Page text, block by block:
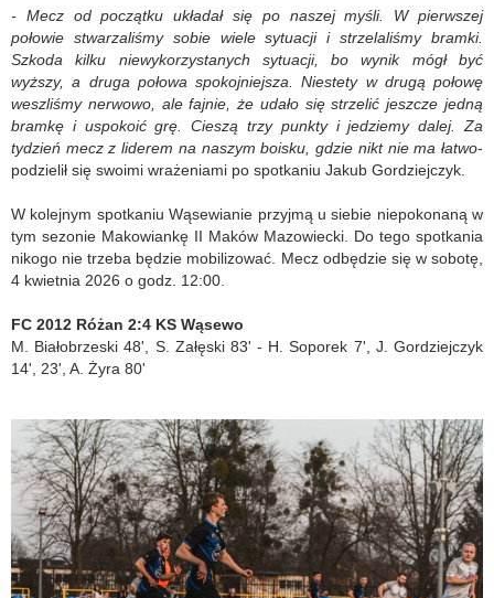
- Mecz od początku układał się po naszej myśli. W pierwszej
połowie stwarzaliśmy sobie wiele sytuacji i strzelaliśmy bramki.
Szkoda kilku niewykorzystanych sytuacji, bo wynik mógł być
wyższy, a druga połowa spokojniejsza. Niestety w drugą połowę
weszliśmy nerwowo, ale fajnie, że udało się strzelić jeszcze jedną
bramkę i uspokoić grę. Cieszą trzy punkty i jedziemy dalej. Za
tydzień mecz z liderem na naszym boisku, gdzie nikt nie ma łatwo-
podzielił się swoimi wrażeniami po spotkaniu Jakub Gordziejczyk.
W kolejnym spotkaniu Wąsewianie przyjmą u siebie niepokonaną w
tym sezonie Makowiankę II Maków Mazowiecki. Do tego spotkania
nikogo nie trzeba będzie mobilizować. Mecz odbędzie się w sobotę,
4 kwietnia 2026 o godz. 12:00.
FC 2012 Różan 2:4 KS Wąsewo
M. Białobrzeski 48', S. Załęski 83' - H. Soporek 7', J. Gordziejczyk
14', 23', A. Żyra 80'